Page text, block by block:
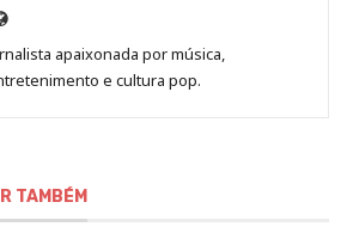
Site
de
Marina
apaixonada por música,
e cultura pop.
TAMBÉM